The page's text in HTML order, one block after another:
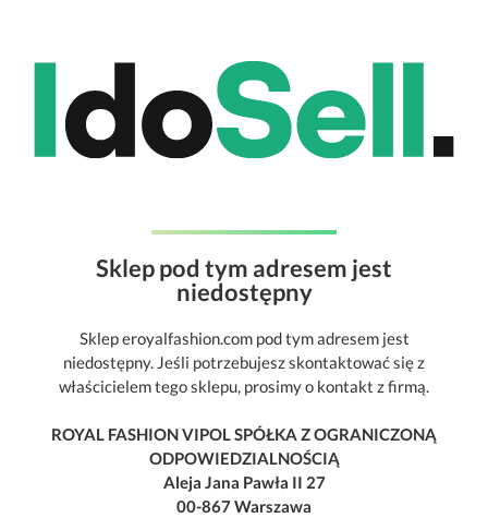
Sklep pod tym adresem jest
niedostępny
Sklep eroyalfashion.com pod tym adresem jest
niedostępny. Jeśli potrzebujesz skontaktować się z
właścicielem tego sklepu, prosimy o kontakt z firmą.
ROYAL FASHION VIPOL SPÓŁKA Z OGRANICZONĄ
ODPOWIEDZIALNOŚCIĄ
Aleja Jana Pawła II 27
00-867 Warszawa